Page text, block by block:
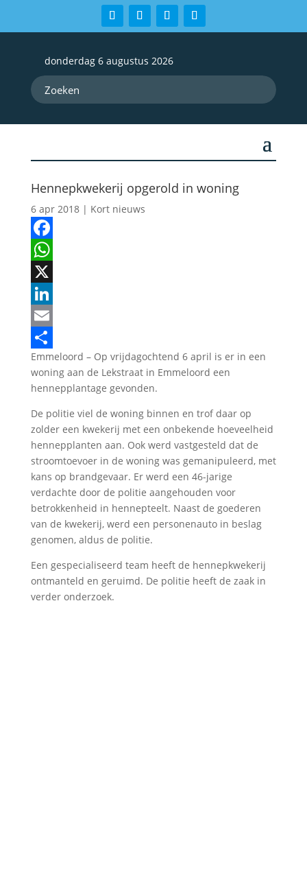
donderdag 6 augustus 2026
Hennepkwekerij opgerold in woning
6 apr 2018| Kort nieuws
Facebook
WhatsApp
X
LinkedIn
Email
Delen
Emmeloord – Op vrijdagochtend 6 april is er in een
woning aan de Lekstraat in Emmeloord een
hennepplantage gevonden.
De politie viel de woning binnen en trof daar op
zolder een kwekerij met een onbekende hoeveelheid
hennepplanten aan. Ook werd vastgesteld dat de
stroomtoevoer in de woning was gemanipuleerd, met
kans op brandgevaar. Er werd een 46-jarige
verdachte door de politie aangehouden voor
betrokkenheid in hennepteelt. Naast de goederen
van de kwekerij, werd een personenauto in beslag
genomen, aldus de politie.
Een gespecialiseerd team heeft de hennepkwekerij
ontmanteld en geruimd. De politie heeft de zaak in
verder onderzoek.